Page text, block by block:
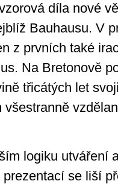
díla nové
Bauhausu. V
z prvních také
Na Bretonově
třicátých let
logiku utváření
se liší